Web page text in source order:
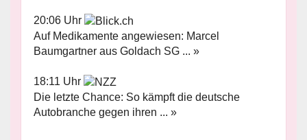
20:06 Uhr
Auf Medikamente angewiesen: Marcel
Baumgartner aus Goldach SG ... »
18:11 Uhr
Die letzte Chance: So kämpft die deutsche
Autobranche gegen ihren ... »